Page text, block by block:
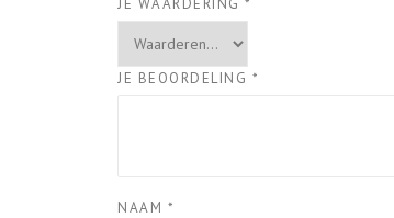
JE WAARDERING *
JE BEOORDELING *
NAAM *